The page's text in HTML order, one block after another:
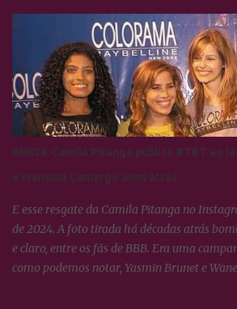
BBB24: Camila Pitanga publica #TBT ao
e Wanessa Camargo anos atrás
E esse resgate da Camila Pitanga no
de 2024. A foto tirada há décadas atrás
e claro, entre os fãs de BBB. Era uma
como podemos notar, Yasmin Brunet e